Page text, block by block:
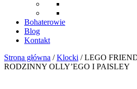
Bohaterowie
Blog
Kontakt
Strona główna /Klocki / LEGO
RODZINNY OLLY’EGO I PAISLEY